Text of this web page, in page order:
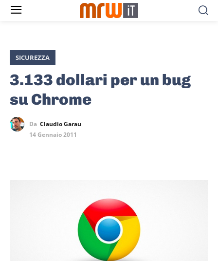
SICUREZZA
3.133 dollari per un bug
su Chrome
Da Claudio Garau
14 Gennaio 2011